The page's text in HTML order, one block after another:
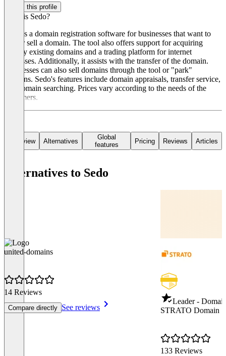
Claim this profile
What is Sedo?
Sedo is a domain registration software for businesses that want to
buy or sell a domain. The tool also offers support for acquiring
already existing domains and a trading platform for internet
addresses. Additionally, it assists with the transfer of the domain.
Businesses can also sell domains through the tool or "park"
domains. Sedo's features include domain appraisals, transfer service,
and domain searching. Prices vary according to the needs of the
customers.
Overview Alternatives
Global
features
Pricing Reviews Articles
Alternatives to Sedo
united-domains
14 Reviews
Compare directly See reviews
Leader -
STRATO Domain
133 Reviews